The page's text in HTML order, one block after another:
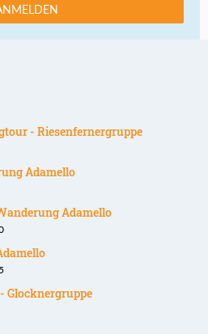
- Riesenfernergruppe
Adamello
Adamello
Glocknergruppe